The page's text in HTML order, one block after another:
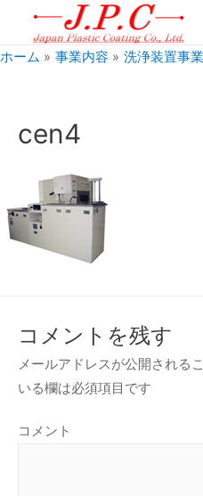
ホーム 事業内容 洗浄装置事業
cen4
コメントを残す
メールアドレスが公開される
いる欄は必須項目です
コメント